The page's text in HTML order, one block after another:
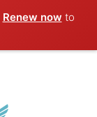
Renew now to